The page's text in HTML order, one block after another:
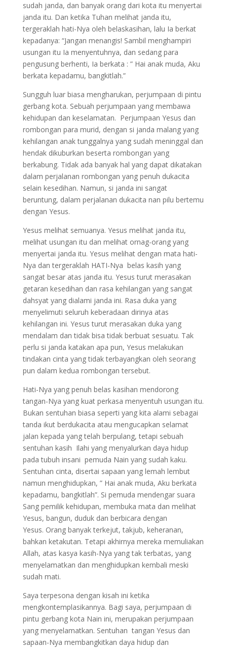
sudah janda, dan banyak orang dari kota itu menyertai
janda itu. Dan ketika Tuhan melihat janda itu,
tergeraklah hati-Nya oleh belaskasihan, lalu Ia berkat
kepadanya: “Jangan menangis! Sambil menghampiri
usungan itu Ia menyentuhnya, dan sedang para
pengusung berhenti, Ia berkata : ” Hai anak muda, Aku
berkata kepadamu, bangkitlah.”
Sungguh luar biasa mengharukan, perjumpaan di pintu
gerbang kota. Sebuah perjumpaan yang membawa
kehidupan dan keselamatan. Perjumpaan Yesus dan
rombongan para murid, dengan si janda malang yang
kehilangan anak tunggalnya yang sudah meninggal dan
hendak dikuburkan beserta rombongan yang
berkabung. Tidak ada banyak hal yang dapat dikatakan
dalam perjalanan rombongan yang penuh dukacita
selain kesedihan. Namun, si janda ini sangat
beruntung, dalam perjalanan dukacita nan pilu bertemu
dengan Yesus.
Yesus melihat semuanya. Yesus melihat janda itu,
melihat usungan itu dan melihat ornag-orang yang
menyertai janda itu. Yesus melihat dengan mata hati-
Nya dan tergeraklah HATI-Nya belas kasih yang
sangat besar atas janda itu. Yesus turut merasakan
getaran kesedihan dan rasa kehilangan yang sangat
dahsyat yang dialami janda ini. Rasa duka yang
menyelimuti seluruh keberadaan dirinya atas
kehilangan ini. Yesus turut merasakan duka yang
mendalam dan tidak bisa tidak berbuat sesuatu. Tak
perlu si janda katakan apa pun, Yesus melakukan
tindakan cinta yang tidak terbayangkan oleh seorang
pun dalam kedua rombongan tersebut.
Hati-Nya yang penuh belas kasihan mendorong
tangan-Nya yang kuat perkasa menyentuh usungan itu.
Bukan sentuhan biasa seperti yang kita alami sebagai
tanda ikut berdukacita atau mengucapkan selamat
jalan kepada yang telah berpulang, tetapi sebuah
sentuhan kasih Ilahi yang menyalurkan daya hidup
pada tubuh insani pemuda Nain yang sudah kaku.
Sentuhan cinta, disertai sapaan yang lemah lembut
namun menghidupkan, ” Hai anak muda, Aku berkata
kepadamu, bangkitlah”. Si pemuda mendengar suara
Sang pemilik kehidupan, membuka mata dan melihat
Yesus, bangun, duduk dan berbicara dengan
Yesus. Orang banyak terkejut, takjub, keheranan,
bahkan ketakutan. Tetapi akhirnya mereka memuliakan
Allah, atas kasya kasih-Nya yang tak terbatas, yang
menyelamatkan dan menghidupkan kembali meski
sudah mati.
Saya terpesona dengan kisah ini ketika
mengkontemplasikannya. Bagi saya, perjumpaan di
pintu gerbang kota Nain ini, merupakan perjumpaan
yang menyelamatkan. Sentuhan tangan Yesus dan
sapaan-Nya membangkitkan daya hidup dan